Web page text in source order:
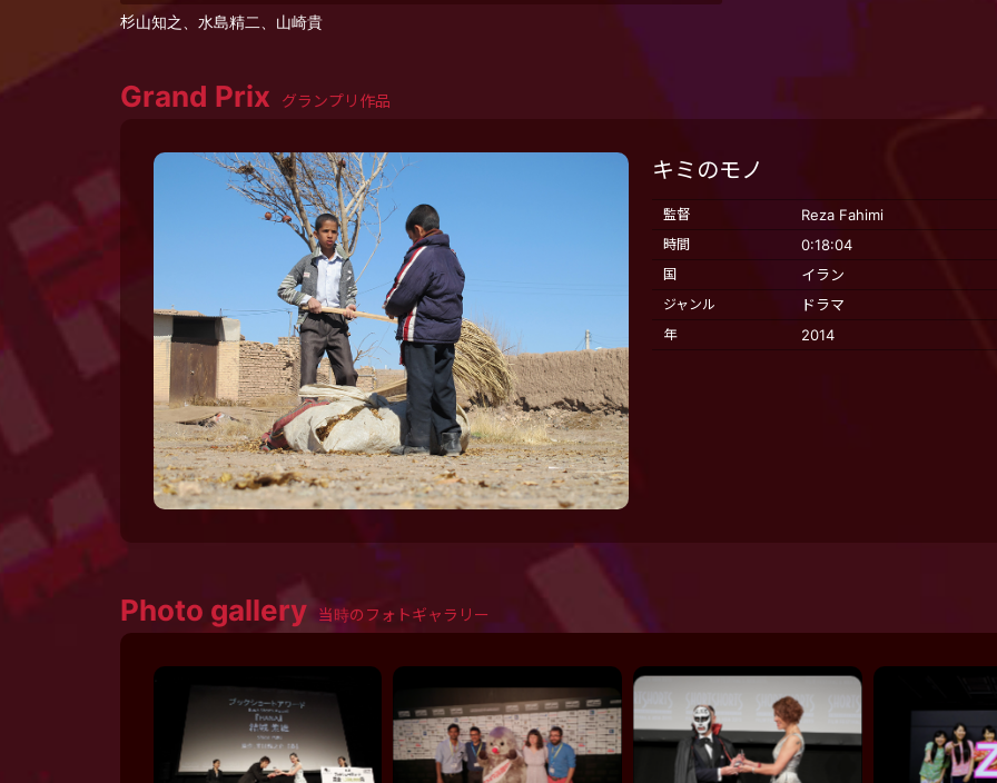
杉山知之、水島精二、山崎貴
Grand Prix グランプリ作品
キミのモノ
監督 Reza Fahimi
時間 0:18:04
国 イラン
ジャンル ドラマ
年 2014
Photo gallery 当時のフォトギャラリー